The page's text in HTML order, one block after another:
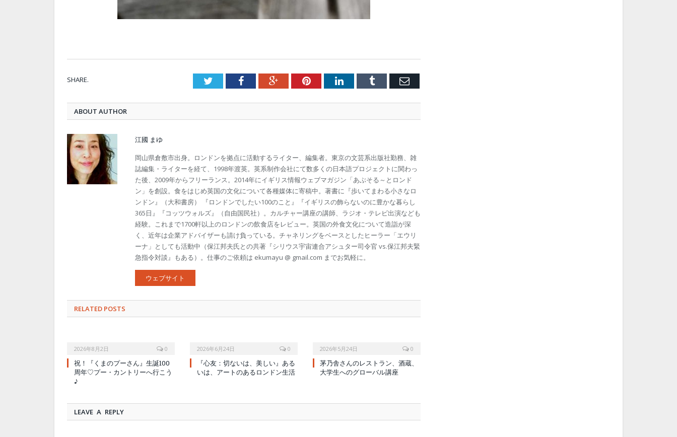
SHARE. TwitterFacebookGoogle+PinterestLinkedInTumblr Email
ABOUT AUTHOR
江國 まゆ
岡山県倉敷市出身。ロンドンを拠点に活動するライター、編集者。東京の文芸系出版社勤務、雑
誌編集・ライターを経て、1998年渡英。英系制作会社にて数多くの日本語プロジェクトに関わっ
た後、2009年からフリーランス。2014年にイギリス情報ウェブマガジン「あぶそる～とロンド
ン」を創設。食をはじめ英国の文化について各種媒体に寄稿中。著書に『歩いてまわる小さなロ
ンドン』（大和書房） 『ロンドンでしたい100のこと』『イギリスの飾らないのに豊かな暮らし
365日』『コッツウォルズ』（自由国民社）。カルチャー講座の講師、ラジオ・テレビ出演なども
経験。これまで1700軒以上のロンドンの飲食店をレビュー。英国の外食文化について造詣が深
く、近年は企業アドバイザーも請け負っている。チャネリングをベースとしたヒーラー「エウリ
ーナ」としても活動中（保江邦夫氏との共著『シリウス宇宙連合アシュター司令官 vs.保江邦夫緊
急指令対談』もある）。仕事のご依頼は ekumayu @ gmail.com までお気軽に。
ウェブサイト
RELATED POSTS
2026年8月2日 0
祝！『くまのプーさん』生誕100
周年♡プー・カントリーへ行こう
♪
2026年6月24日 0
『心友：切ないは、美しい』ある
いは、アートのあるロンドン生活
2026年5月24日 0
茅乃舎さんのレストラン、酒蔵、
大学生へのグローバル講座
LEAVE A REPLY